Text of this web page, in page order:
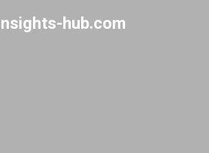
Skip to main content
hub.com